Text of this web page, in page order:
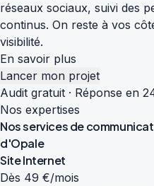
réseaux sociaux, suivi des
continus. On reste à vos
visibilité.
En savoir plus
Lancer mon projet
Audit gratuit · Réponse en
Nos expertises
Nos services de
d'Opale
Site Internet
Dès 49 €/mois